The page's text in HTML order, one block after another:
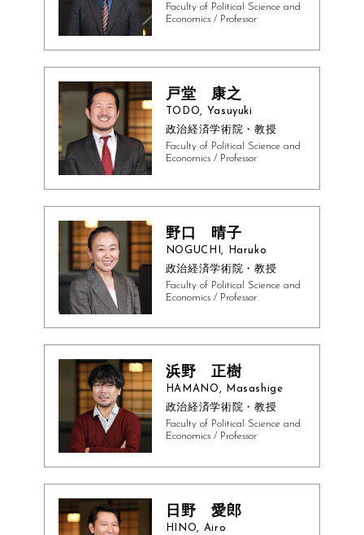
Faculty of Political Science and
Economics / Professor
戸堂 康之
TODO, Yasuyuki
政治経済学術院・教授
Faculty of Political Science and
Economics / Professor
野口 晴子
NOGUCHI, Haruko
政治経済学術院・教授
Faculty of Political Science and
Economics / Professor
浜野 正樹
HAMANO, Masashige
政治経済学術院・教授
Faculty of Political Science and
Economics / Professor
日野 愛郎
HINO, Airo